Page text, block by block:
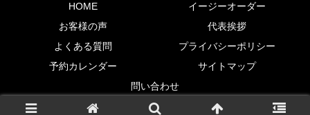
HOME
イージーオーダー
お客様の声
代表挨拶
よくある質問
プライバシーポリシー
予約カレンダー
サイトマップ
問い合わせ
© 2019-2026 東京都杉並区オーダースーツ専門店|EN-SUITS.